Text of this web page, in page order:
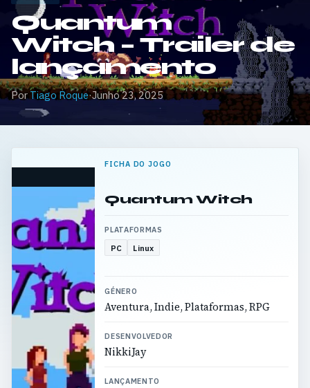
Quantum
Witch – Trailer de
lançamento
PorTiago Roque·Junho 23, 2025
FICHA DO JOGO
Quantum Witch
PLATAFORMAS
PC Linux
GÉNERO
Aventura, Indie, Plataformas, RPG
DESENVOLVEDOR
NikkiJay
LANÇAMENTO